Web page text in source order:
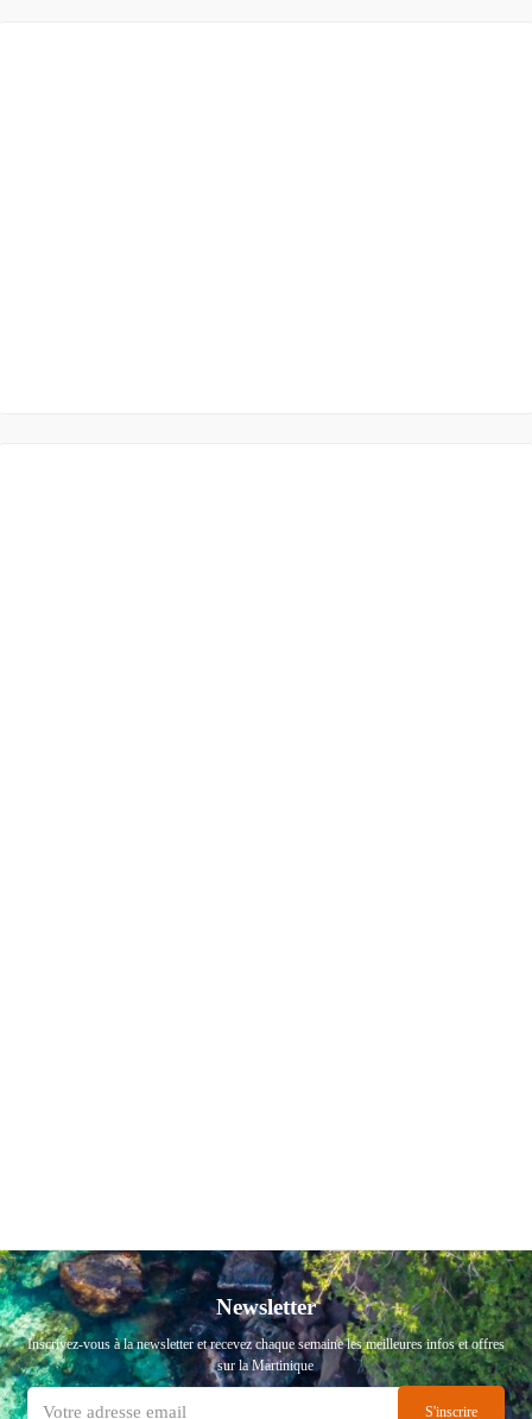
Newsletter
Inscrivez-vous à la newsletter et recevez chaque semaine les meilleures infos et offres
sur la Martinique